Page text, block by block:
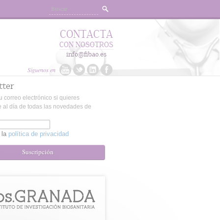
Síguenos en
CONTACTA
CON NOSOTROS
info@fibao.es
correo electrónico si quieres
al día de todas las novedades de
la política de privacidad
Suscripción